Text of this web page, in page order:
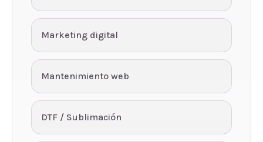
Marketing digital
Mantenimiento web
DTF / Sublimación